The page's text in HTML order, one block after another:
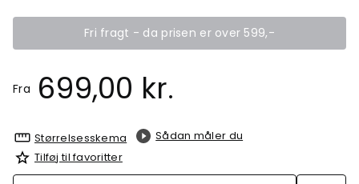
Fri fragt - da prisen er over 599,-
Fra 699,00 kr.
Størrelsesskema
Sådan måler du
Tilføj til favoritter